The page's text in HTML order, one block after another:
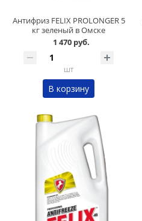
Антифриз FELIX PROLONGER 5
кг зеленый в Омске
1 470 руб.
шт
В корзину